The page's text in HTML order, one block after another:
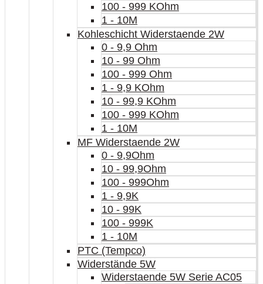
100 - 999 KOhm
1 - 10M
Kohleschicht Widerstaende 2W
0 - 9,9 Ohm
10 - 99 Ohm
100 - 999 Ohm
1 - 9,9 KOhm
10 - 99,9 KOhm
100 - 999 KOhm
1 - 10M
MF Widerstaende 2W
0 - 9,9Ohm
10 - 99,9Ohm
100 - 999Ohm
1 - 9,9K
10 - 99K
100 - 999K
1 - 10M
PTC (Tempco)
Widerstände 5W
Widerstaende 5W Serie AC05